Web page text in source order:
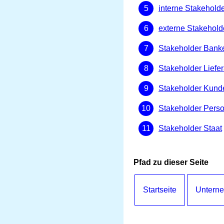
interne
externe
Stakeholder
Stakeholder
Stakeholder
Stakeholder
Stakeholder Staat
Pfad zu dieser Seite
Startseite